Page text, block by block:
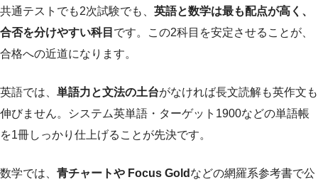
共通テストでも2次試験でも、 英語と数学は最も配点が高く、
合否を分けやすい科目 です。この2科目を安定させることが、
合格への近道になります。
英語では、 単語力と文法の土台がなければ長文読解も英作文も
伸びません。システム英単語・ターゲット1900などの単語帳
を1冊しっかり仕上げることが先決です。
数学では、 青チャートや Focus Gold などの網羅系参考書で公